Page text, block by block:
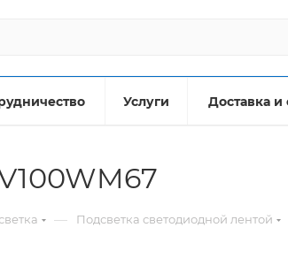
Услуги Доставка и
— Подсветка светодиодной лентой